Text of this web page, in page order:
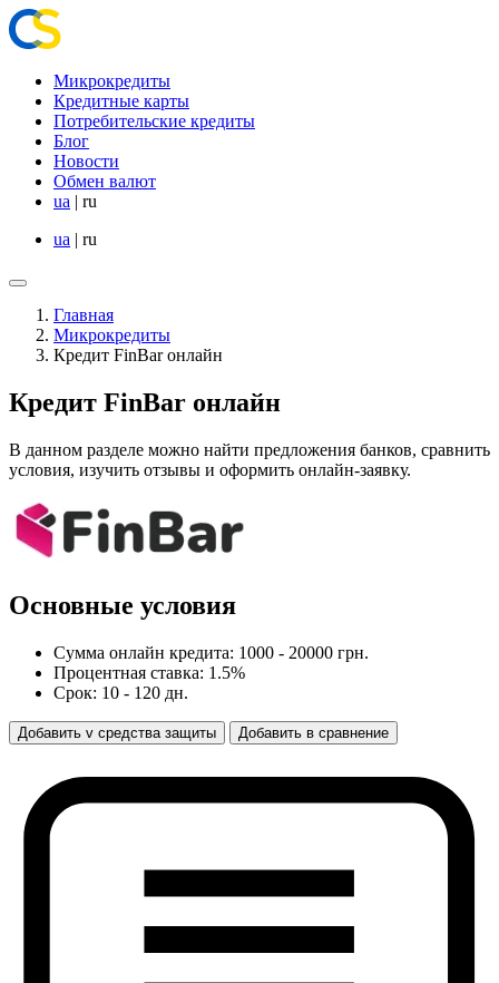
Микрокредиты
Кредитные карты
Потребительские кредиты
Блог
Новости
Обмен валют
ua | ru
ua | ru
Главная
Микрокредиты
Кредит FinBar онлайн
Кредит FinBar онлайн
В данном разделе можно найти предложения банков, сравнить
условия, изучить отзывы и оформить онлайн-заявку.
Основные условия
Сумма онлайн кредита: 1000 - 20000 грн.
Процентная ставка: 1.5%
Срок: 10 - 120 дн.
Добавить v средства защиты Добавить в сравнение